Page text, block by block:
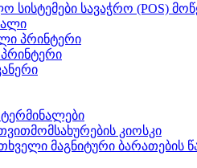
სავაჭრო (POS)
პრინტერი
კიოსკი
მაგნიტური ბარათების